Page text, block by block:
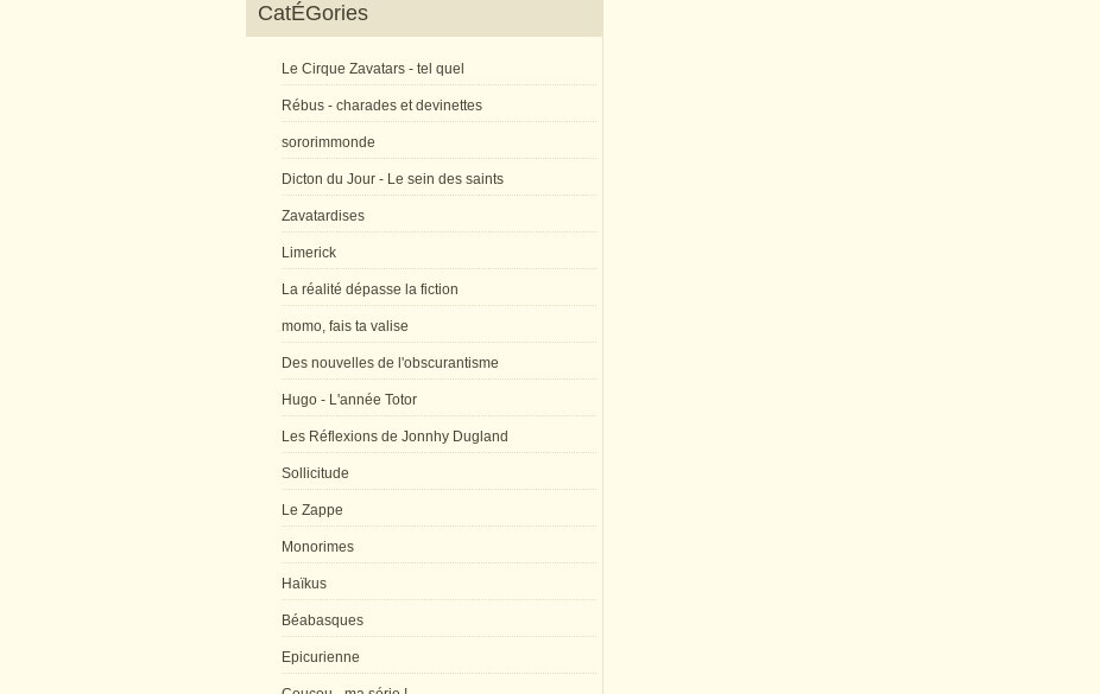
CatÉGories
Le Cirque Zavatars - tel quel
Rébus - charades et devinettes
sororimmonde
Dicton du Jour - Le sein des saints
Zavatardises
Limerick
La réalité dépasse la fiction
momo, fais ta valise
Des nouvelles de l'obscurantisme
Hugo - L'année Totor
Les Réflexions de Jonnhy Dugland
Sollicitude
Le Zappe
Monorimes
Haïkus
Béabasques
Epicurienne